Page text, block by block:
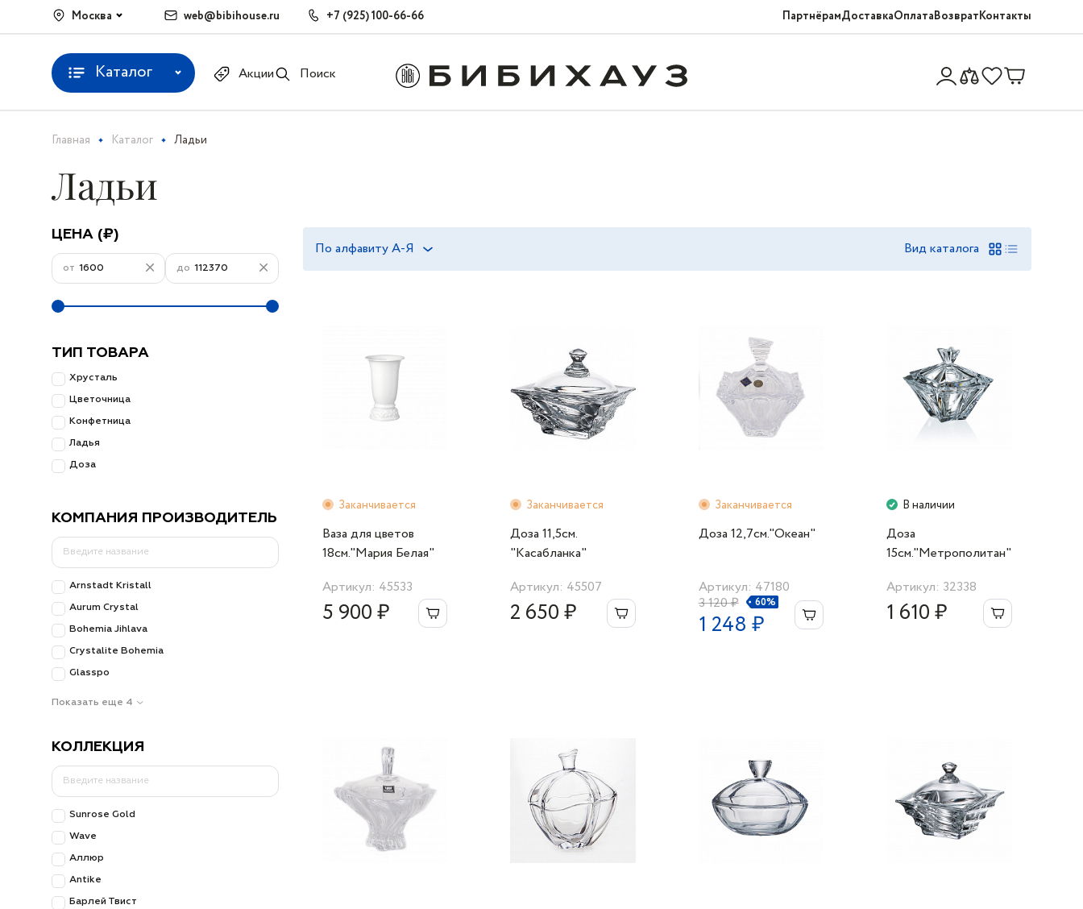
Москва web@bibihouse.ru +7 (925) 100-66-66 ПартнёрамДоставкаОплатаВозвратКонтакты
Каталог Акции Поиск
Главная Каталог Ладьи
Ладьи
ЦЕНА (₽)
от до
ТИП ТОВАРА
Хрусталь
Цветочница
Конфетница
Ладья
Доза
КОМПАНИЯ ПРОИЗВОДИТЕЛЬ
Arnstadt Kristall
Aurum Crystal
Bohemia Jihlava
Crystalite Bohemia
Glasspo
Показать еще 4
КОЛЛЕКЦИЯ
Sunrose Gold
Wave
Аллюр
Antike
Барлей Твист
По алфавиту А-Я Вид каталога
Заканчивается
Ваза для цветов
18см."Мария Белая"
Артикул: 45533
5 900 ₽
Заканчивается
Доза 11,5см.
"Касабланка"
Артикул: 45507
2 650 ₽
Заканчивается
Доза 12,7см."Океан"
Артикул: 47180
3 120 ₽
60%
1 248 ₽
В наличии
Доза
15см."Метрополитан"
Артикул: 32338
1 610 ₽